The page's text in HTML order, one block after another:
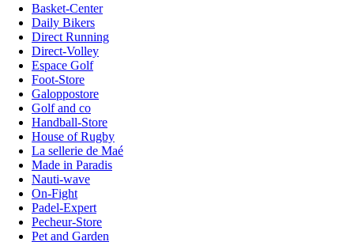
Basket-Center
Daily Bikers
Direct Running
Direct-Volley
Espace Golf
Foot-Store
Galoppostore
Golf and co
Handball-Store
House of Rugby
La sellerie de Maé
Made in Paradis
Nauti-wave
On-Fight
Padel-Expert
Pecheur-Store
Pet and Garden